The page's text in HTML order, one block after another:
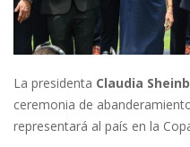
La presidenta Claudia
ceremonia de
representará al país en la